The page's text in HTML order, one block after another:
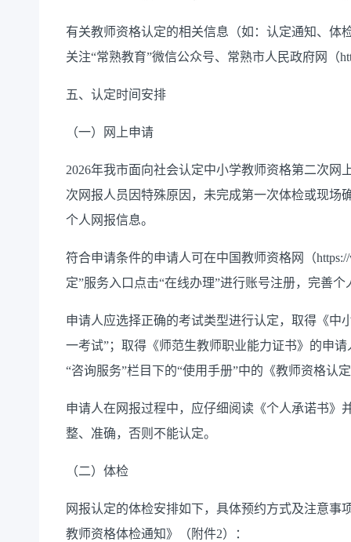
有关教师资格认定的相关信息（如：认定通知、体
关注“常熟教育”微信公众号、常熟市人民政府网（
五、认定时间安排
（一）网上申请
2026年我市面向社会认定中小学教师资格第二次网
次网报人员因特殊原因，未完成第一次体检或现场
个人网报信息。
符合申请条件的申请人可在中国教师资格网（https://
定”服务入口点击“在线办理”进行账号注册，完善
申请人应选择正确的考试类型进行认定， 取得《中
一考试”；取得《师范生教师职业能力证书》的申
“咨询服务”栏目下的“使用手册”中的《教师资格认
申请人在网报过程中，应仔细阅读《个人承诺书》
整、 准确，否则不能认定。
（二）体检
网报认定的体检安排如下，具体预约方式及注意事
教师资格体检通知》 （附件2）：